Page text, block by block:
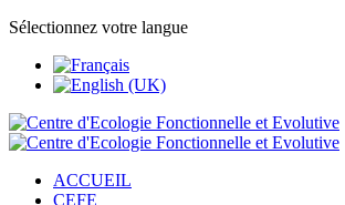
Sélectionnez votre langue
ACCUEIL
CEFE